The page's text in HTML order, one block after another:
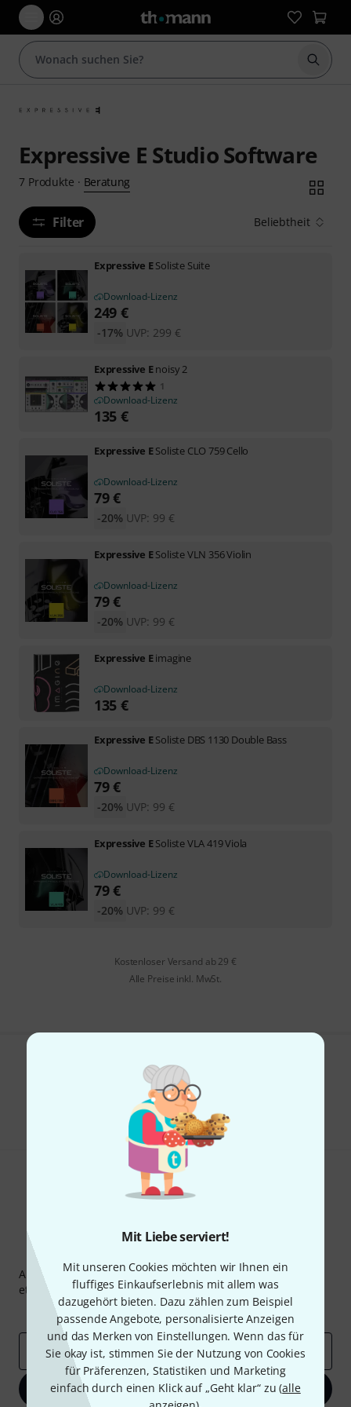
Mit Liebe serviert!
Mit unseren Cookies möchten wir Ihnen ein
fluffiges Einkaufserlebnis mit allem was
dazugehört bieten. Dazu zählen zum Beispiel
passende Angebote, personalisierte Anzeigen
und das Merken von Einstellungen. Wenn das für
Sie okay ist, stimmen Sie der Nutzung von Cookies
für Präferenzen, Statistiken und Marketing
einfach durch einen Klick auf „Geht klar“ zu (alle
Suche
Expressive E Studio Software
7 Produkte · Beratung
Filter Beliebtheit
Expressive ESoliste Suite
Download-Lizenz
249 €
UVP: 299 €
-17%
Expressive Enoisy 2
1
Download-Lizenz
135 €
Expressive ESoliste CLO 759 Cello
Download-Lizenz
79€
UVP: 99 €
-20%
Expressive ESoliste VLN 356 Violin
Download-Lizenz
79€
UVP: 99 €
-20%
Expressive Eimagine
Download-Lizenz
135 €
Expressive ESoliste DBS 1130 Double Bass
Download-Lizenz
79€
UVP: 99 €
-20%
Expressive ESoliste VLA 419 Viola
Download-Lizenz
79€
UVP: 99 €
-20%
Kostenloser Versand ab 29 €
Alle Preise inkl. MwSt.
Gefällt Ihnen, was Sie sehen?
Hilfe & Feedback
Abonniere den Thomann Newsletter und gewinne mit
etwas Glück einen von50 Gutscheinenüber jeweils
Inspirierende Beiträge
Deals Thomann Insights
E-Mail-Adresse*
Jetzt anmelden